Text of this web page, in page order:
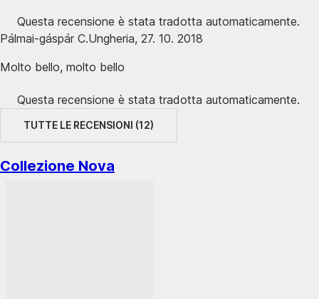
Questa recensione è stata tradotta automaticamente.
Pálmai-gáspár C.Ungheria, 27. 10. 2018
Molto bello, molto bello
Questa recensione è stata tradotta automaticamente.
TUTTE LE RECENSIONI (12)
Collezione Nova